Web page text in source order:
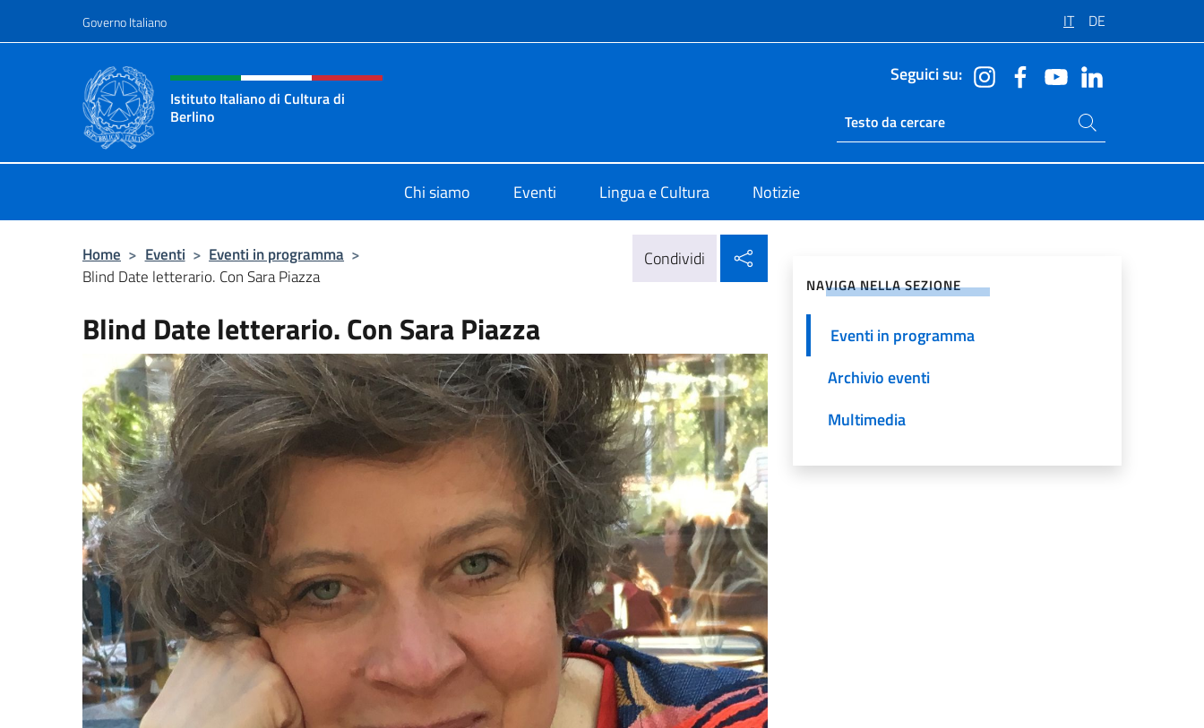
Governo Italiano IT DE
Intestazione sito, social e menù
Istituto Italiano di Cultura di
Berlino
Seguici su:
Ricerca sito live
Cerca nel sito
Chi siamo Eventi Lingua e Cultura Notizie
Home > Eventi > Eventi in programma >
Blind Date letterario. Con Sara Piazza
Condividi
Blind Date letterario. Con Sara Piazza
NAVIGA NELLA SEZIONE
Eventi in programma
Archivio eventi
Multimedia